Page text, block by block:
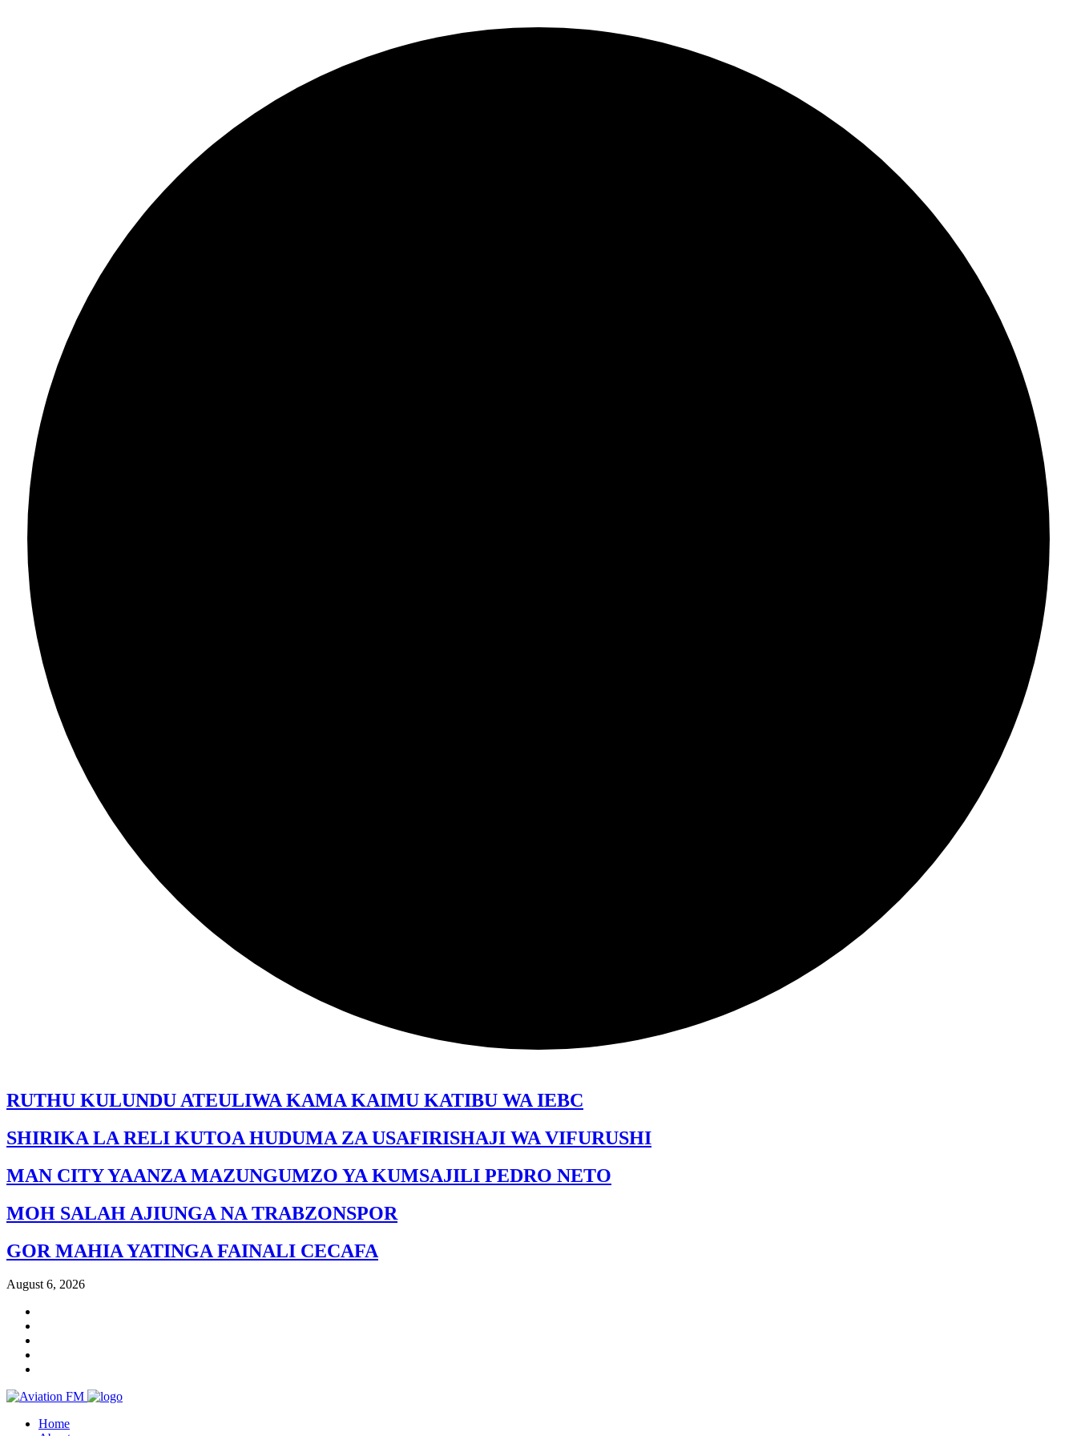
RUTHU KULUNDU ATEULIWA KAMA KAIMU KATIBU WA IEBC
SHIRIKA LA RELI KUTOA HUDUMA ZA USAFIRISHAJI WA VIFURUSHI
MAN CITY YAANZA MAZUNGUMZO YA KUMSAJILI PEDRO NETO
MOH SALAH AJIUNGA NA TRABZONSPOR
GOR MAHIA YATINGA FAINALI CECAFA
August 6, 2026
Home